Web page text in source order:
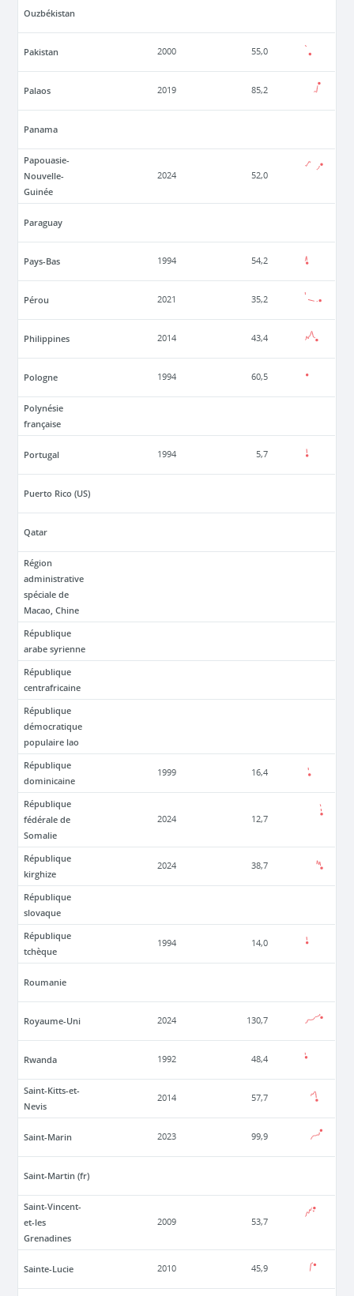
Ouzbékistan
Pakistan 2000 55,0
Palaos 2019 85,2
Panama
Papouasie-
Nouvelle-
Guinée
2024 52,0
Paraguay
Pays-Bas 1994 54,2
Pérou 2021 35,2
Philippines 2014 43,4
Pologne 1994 60,5
Polynésie
française
Portugal 1994 5,7
Puerto Rico (US)
Qatar
Région
administrative
spéciale de
Macao, Chine
République
arabe syrienne
République
centrafricaine
République
démocratique
populaire lao
République
dominicaine
1999 16,4
République
fédérale de
Somalie
2024 12,7
République
kirghize
2024 38,7
République
slovaque
République
tchèque
1994 14,0
Roumanie
Royaume-Uni 2024 130,7
Rwanda 1992 48,4
Saint-Kitts-et-
Nevis
2014 57,7
Saint-Marin 2023 99,9
Saint-Martin (fr)
Saint-Vincent-
et-les
Grenadines
2009 53,7
Sainte-Lucie 2010 45,9